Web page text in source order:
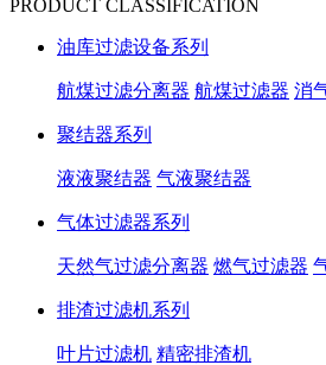
PRODUCT CLASSIFICATION
油库过滤设备系列
航煤过滤分离器 航煤过滤器 消
聚结器系列
液液聚结器 气液聚结器
气体过滤器系列
天然气过滤分离器 燃气过滤器
排渣过滤机系列
叶片过滤机 精密排渣机